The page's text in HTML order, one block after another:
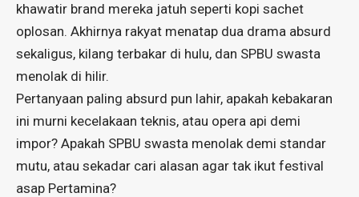
khawatir brand mereka jatuh seperti kopi sachet
oplosan. Akhirnya rakyat menatap dua drama absurd
sekaligus, kilang terbakar di hulu, dan SPBU swasta
menolak di hilir.
Pertanyaan paling absurd pun lahir, apakah kebakaran
ini murni kecelakaan teknis, atau opera api demi
impor? Apakah SPBU swasta menolak demi standar
mutu, atau sekadar cari alasan agar tak ikut festival
asap Pertamina?